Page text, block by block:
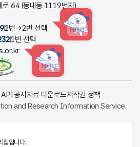
로 64 (동내동 1119번지)
2번→2번 선택 HINT
1번 선택
HINT
API공시자료 다운로드저작권 정책
and Research Information Service.
집입니다.